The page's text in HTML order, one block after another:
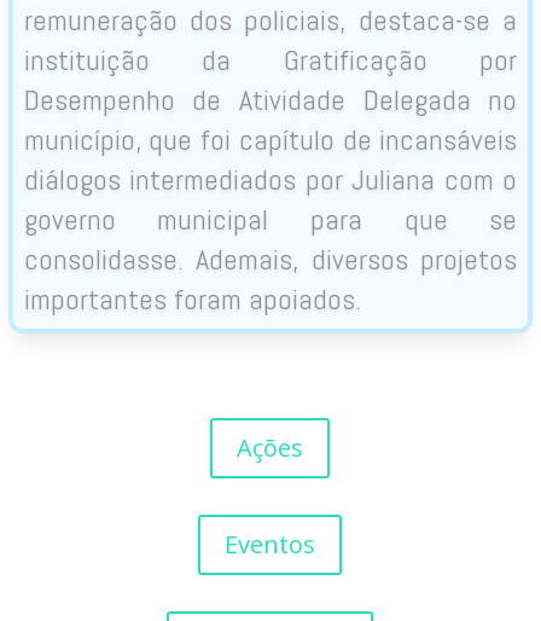
remuneração dos policiais, destaca-se a
instituição da Gratificação por
Desempenho de Atividade Delegada no
município, que foi capítulo de incansáveis
diálogos intermediados por Juliana com o
governo municipal para que se
consolidasse. Ademais, diversos projetos
importantes foram apoiados.
Ações
Eventos